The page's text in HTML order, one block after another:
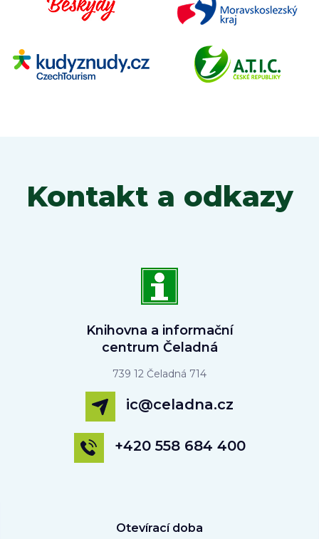
Kontakt a odkazy
Knihovna a informační
centrum Čeladná
739 12 Čeladná 714
ic@celadna.cz
+420 558 684 400
Otevírací doba